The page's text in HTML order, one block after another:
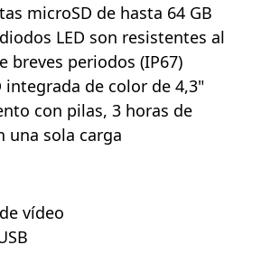
microSD de hasta 64 GB
LED son resistentes al
breves periodos (IP67)
integrada de color de 4,3"
con pilas, 3 horas de
una sola carga
vídeo